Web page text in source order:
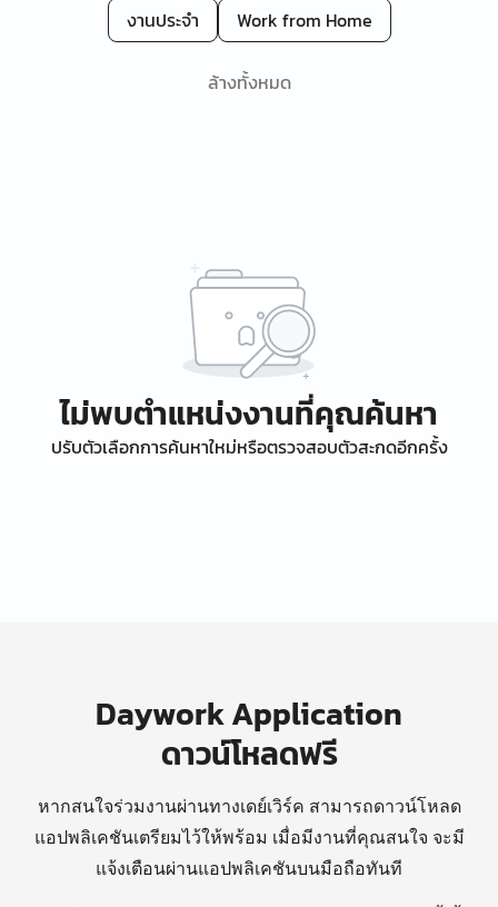
งานประจำ
Work from Home
ล้างทั้งหมด
ไม่พบตำแหน่งงานที่คุณค้นหา
ปรับตัวเลือกการค้นหาใหม่หรือตรวจสอบตัวสะกดอีกครั้ง
Daywork Application
ดาวน์โหลดฟรี
หากสนใจร่วมงานผ่านทางเดย์เวิร์ค สามารถดาวน์โหลด
แอปพลิเคชันเตรียมไว้ให้พร้อม เมื่อมีงานที่คุณสนใจ จะมี
แจ้งเตือนผ่านแอปพลิเคชันบนมือถือทันที